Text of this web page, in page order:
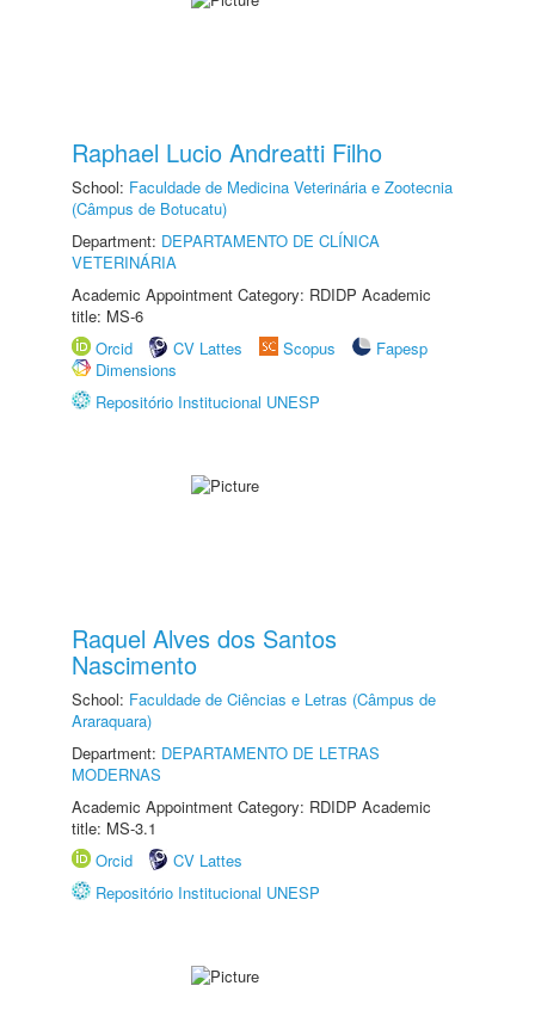
Raphael Lucio Andreatti Filho
School: Faculdade de Medicina Veterinária e Zootecnia
(Câmpus de Botucatu)
Department: DEPARTAMENTO DE CLÍNICA
VETERINÁRIA
Academic Appointment Category: RDIDP Academic
title: MS-6
Orcid
CV Lattes Scopus
Fapesp
Dimensions
Repositório Institucional UNESP
Raquel Alves dos Santos
Nascimento
School: Faculdade de Ciências e Letras (Câmpus de
Araraquara)
Department: DEPARTAMENTO DE LETRAS
MODERNAS
Academic Appointment Category: RDIDP Academic
title: MS-3.1
Orcid
CV Lattes
Repositório Institucional UNESP